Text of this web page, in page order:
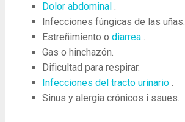
Dolor abdominal .
Infecciones fúngicas de las uñas.
Estreñimiento o diarrea .
Gas o hinchazón.
Dificultad para respirar.
Infecciones del tracto urinario .
Sinus y alergia crónicos i ssues.